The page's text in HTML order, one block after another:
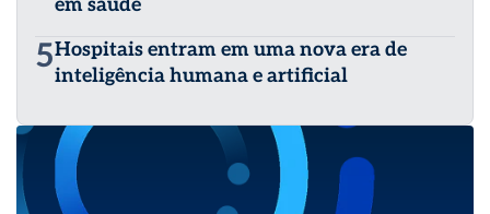
em saúde
5Hospitais entram em uma nova era de
inteligência humana e artificial